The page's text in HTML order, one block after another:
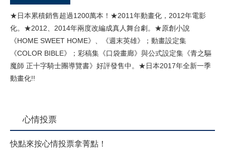
★日本累積銷售超過1200萬本！★2011年動畫化，2012年電影
化。★2012、2014年兩度改編成真人舞台劇。★原創小說
《HOME SWEET HOME》、《週末英雄》；動畫設定集
《COLOR BIBLE》；彩稿集《口袋畫廊》與公式設定集《青之驅
魔師 正十字騎士團導覽書》好評發售中。★日本2017年全新一季
動畫化!!
心情投票
快點來按心情投票拿菁點！